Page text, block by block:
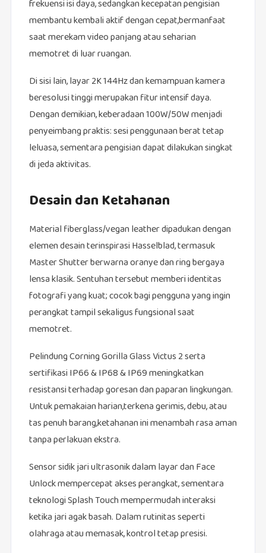
frekuensi isi daya, sedangkan kecepatan pengisian
membantu kembali aktif dengan cepat,bermanfaat
saat merekam video panjang atau seharian
memotret di luar ruangan.
Di sisi lain, layar 2K 144Hz dan kemampuan kamera
beresolusi tinggi merupakan fitur intensif daya.
Dengan demikian, keberadaan 100W/50W menjadi
penyeimbang praktis: sesi penggunaan berat tetap
leluasa, sementara pengisian dapat dilakukan singkat
di jeda aktivitas.
Desain dan Ketahanan
Material fiberglass/vegan leather dipadukan dengan
elemen desain terinspirasi Hasselblad, termasuk
Master Shutter berwarna oranye dan ring bergaya
lensa klasik. Sentuhan tersebut memberi identitas
fotografi yang kuat; cocok bagi pengguna yang ingin
perangkat tampil sekaligus fungsional saat
memotret.
Pelindung Corning Gorilla Glass Victus 2 serta
sertifikasi IP66 & IP68 & IP69 meningkatkan
resistansi terhadap goresan dan paparan lingkungan.
Untuk pemakaian harian,terkena gerimis, debu, atau
tas penuh barang,ketahanan ini menambah rasa aman
tanpa perlakuan ekstra.
Sensor sidik jari ultrasonik dalam layar dan Face
Unlock mempercepat akses perangkat, sementara
teknologi Splash Touch mempermudah interaksi
ketika jari agak basah. Dalam rutinitas seperti
olahraga atau memasak, kontrol tetap presisi.